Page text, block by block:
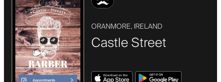
ORANMORE, IRELAND
Castle Street